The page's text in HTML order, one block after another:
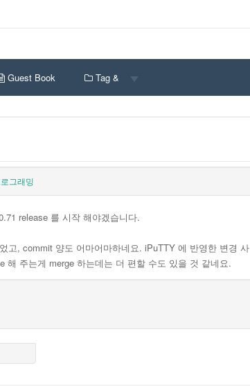
Guest Book Tag &
그래밍
release 를 시작 해야겠습니다.
고, commit 양도 어마어마하네요. iPuTTY 에 반영한 변경 사
해 주는게 merge 하는데는 더 편할 수도 있을 것 같네요.